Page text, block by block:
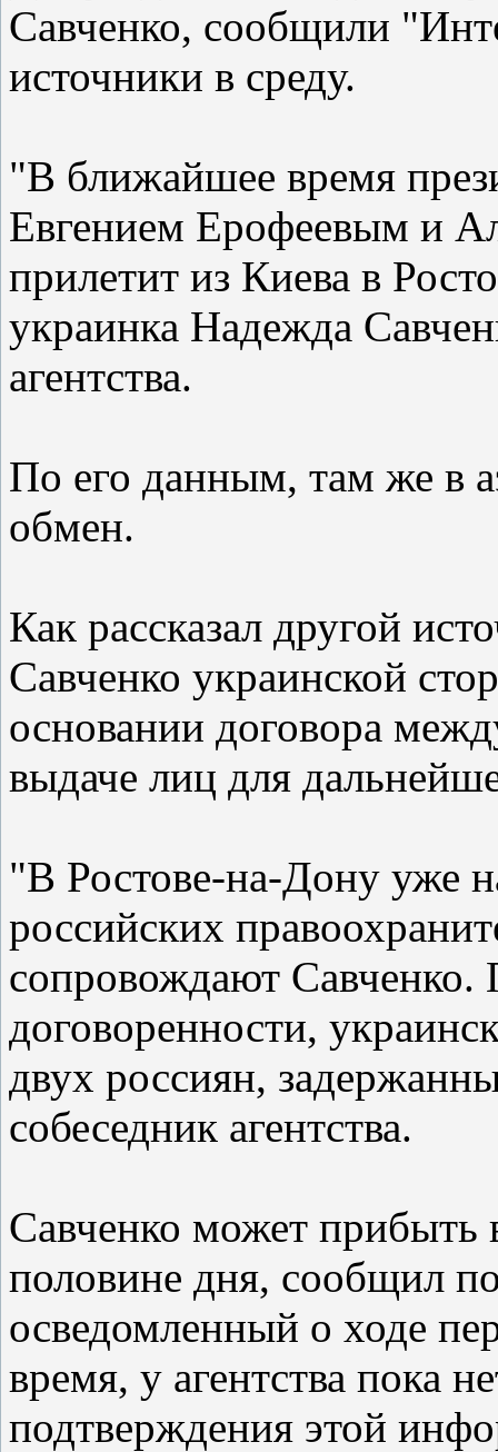
Савченко, сообщили
источники в среду.
"В ближайшее время
Евгением Ерофеевым и
прилетит из Киева в
украинка Надежда
агентства.
По его данным, там же в
обмен.
Как рассказал другой
Савченко украинской
основании договора
выдаче лиц для
"В Ростове-на-Дону уже
российских
сопровождают Савченко.
договоренности,
двух россиян,
собеседник агентства.
Савченко может прибыть
половине дня, сообщил
осведомленный о ходе
время, у агентства пока
подтверждения этой